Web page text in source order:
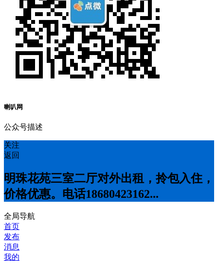
喇叭网
公众号描述
关注
返回
明珠花苑三室二厅对外出租，拎包入住，
价格优惠。电话18680423162...
全局导航
首页
发布
消息
我的